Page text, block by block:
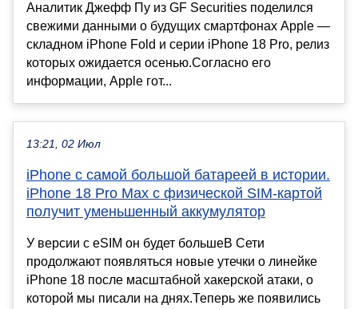
Аналитик Джефф Пу из GF Securities поделился
свежими данными о будущих смартфонах Apple —
складном iPhone Fold и серии iPhone 18 Pro, релиз
которых ожидается осенью.Согласно его
информации, Apple гот...
13:21, 02 Июл
iPhone с самой большой батареей в истории.
iPhone 18 Pro Max с физической SIM-картой
получит уменьшенный аккумулятор
У версии с eSIM он будет большеВ Сети
продолжают появляться новые утечки о линейке
iPhone 18 после масштабной хакерской атаки, о
которой мы писали на днях.Теперь же появились